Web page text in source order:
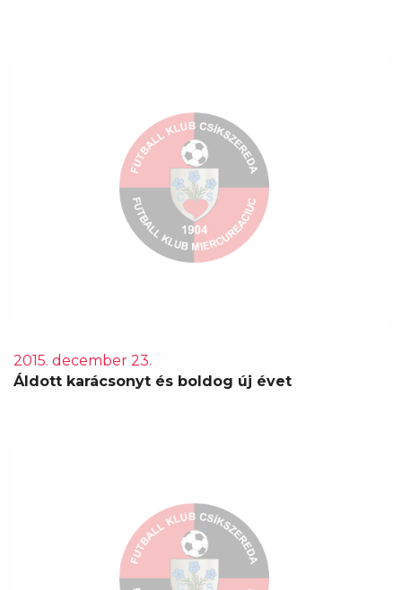
2015. december 23.
Áldott karácsonyt és boldog új évet